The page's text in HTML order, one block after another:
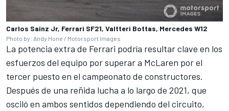
Carlos Sainz Jr, Ferrari SF21, Valtteri Bottas, Mercedes W12
Photo by: Andy Hone / Motorsport Images
La potencia extra de Ferrari podría resultar clave en los
esfuerzos del equipo por superar a McLaren por el
tercer puesto en el campeonato de constructores.
Después de una reñida lucha a lo largo de 2021, que
osciló en ambos sentidos dependiendo del circuito,